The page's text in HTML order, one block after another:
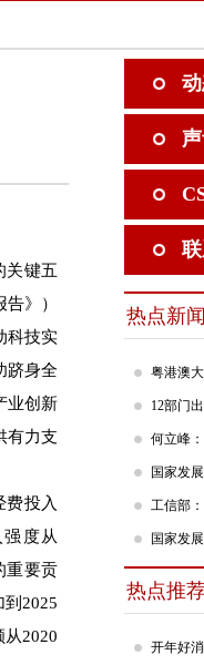
关键五
》）
科技实
跻身全
业创新
有力支
投入
度从
重要贡
2025
2020
热点新闻
粤港澳
12部门
何立峰
热点推
开年好